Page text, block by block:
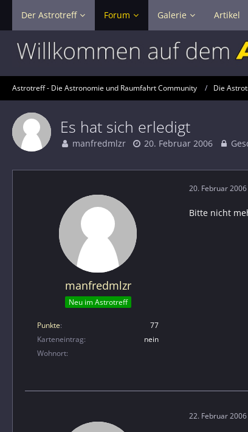
Der Astrotreff Forum Galerie Artikel
Astrotreff - Die Astronomie und Raumfahrt Community Die
Es hat sich erledigt
manfredmlzr 20. Februar 2006
manfredmlzr
Neu im Astrotreff
Punkte
77
Karteneintrag
nein
Wohnort
20. Februar 2006
Bitte nicht
22. Februar 2006